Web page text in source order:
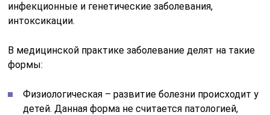
инфекционные и генетические заболевания,
интоксикации.
В медицинской практике заболевание делят на такие
формы:
Физиологическая – развитие болезни происходит у
детей. Данная форма не считается патологией,